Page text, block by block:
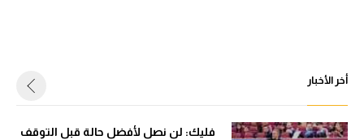
أخر الأخبار
فليك: لن نصل لأفضل حالة قبل التوقف